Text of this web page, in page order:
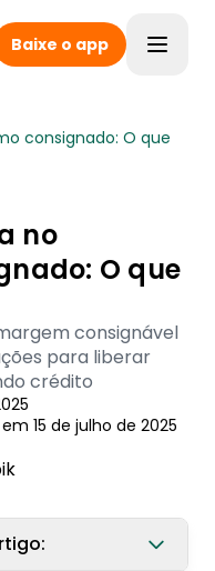
Baixe o app
consignado: O que
no
O que
consignável
para liberar
crédito
15 de julho de 2025